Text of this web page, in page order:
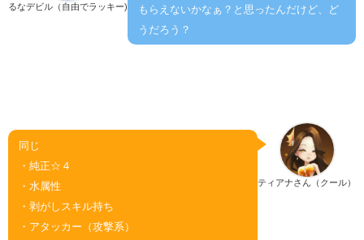
るなデビル（自由でラッキー)
もらえないかなぁ？と思ったんだけど、ど
うだろう？
ティアナさん（クール）
同じ
・純正☆４
・水属性
・剥がしスキル持ち
・アタッカー（攻撃系）